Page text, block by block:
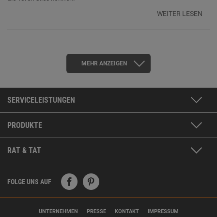
WEITER LESEN
MEHR ANZEIGEN
SERVICELEISTUNGEN
PRODUKTE
RAT & TAT
FOLGE UNS AUF
UNTERNEHMEN PRESSE KONTAKT IMPRESSUM